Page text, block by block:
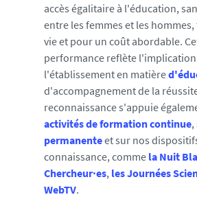
accès égalitaire à l'éducation,
entre les femmes et les
vie et pour un coût abordable.
performance reflète
l'établissement en matière
d'accompagnement de la
reconnaissance s'appuie
activités de formation continue
permanenteet sur nos
connaissance, comme la Nuit
Chercheur·es, les Journées
WebTV.